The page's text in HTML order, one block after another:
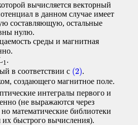
вычисляется векторный
в данном случае имеет
составляющую, остальные
нулю.
среды и магнитная
1.
в соответствии с (2)
(2).
создающего магнитное поле.
интегралы первого и
(не выражаются через
математические библиотеки
быстрого вычисления).